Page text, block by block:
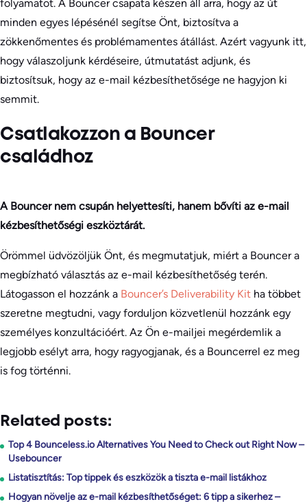
folyamatot. A Bouncer csapata készen áll arra, hogy az út
minden egyes lépésénél segítse Önt, biztosítva a
zökkenőmentes és problémamentes átállást. Azért vagyunk itt,
hogy válaszoljunk kérdéseire, útmutatást adjunk, és
biztosítsuk, hogy az e-mail kézbesíthetősége ne hagyjon ki
semmit.
Csatlakozzon a Bouncer
családhoz
A Bouncer nem csupán helyettesíti, hanem bővíti az e-mail
kézbesíthetőségi eszköztárát.
Örömmel üdvözöljük Önt, és megmutatjuk, miért a Bouncer a
megbízható választás az e-mail kézbesíthetőség terén.
Látogasson el hozzánk a Bouncer’s Deliverability Kit ha többet
szeretne megtudni, vagy forduljon közvetlenül hozzánk egy
személyes konzultációért. Az Ön e-mailjei megérdemlik a
legjobb esélyt arra, hogy ragyogjanak, és a Bouncerrel ez meg
is fog történni.
Related posts:
Top 4 Bounceless.io Alternatives You Need to Check out Right Now –
Usebouncer
Listatisztítás: Top tippek és eszközök a tiszta e-mail listákhoz
Hogyan növelje az e-mail kézbesíthetőséget: 6 tipp a sikerhez –